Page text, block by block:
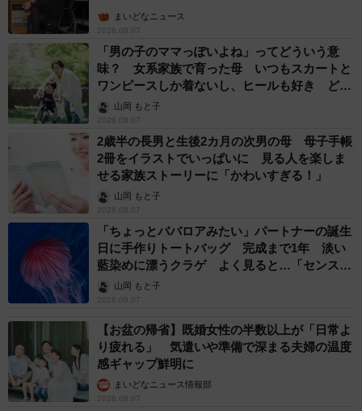
まいどなニュース
2026.08.07
「男の子のママっぽいよね」ってどういう意
味？ 女系家族で育った母 いつもスカートと
ワンピースしか着ないし、ヒールも好き どの
へんが…
山岡 もと子
2026.08.07
2歳半の長男と生後2カ月の次男の母 母子手帳
2冊をイラストでいっぱいに 見る人を楽しま
せる家族ストーリーに「かわいすぎる！」
山岡 もと子
2026.08.07
「ちょっとババロアみたい」パートナーの誕生
日に手作りトートバッグ 完成まで1年 淡い
藍染めに漂うクラゲ よく見ると…「センスす
ごい」山岡 もと子
2026.08.07
【お盆の帰省】既婚女性の半数以上が「日常よ
り疲れる」 気遣いや準備で深まる夫婦の温度
感ギャップ鮮明に
まいどなニュース情報部
2026.08.07